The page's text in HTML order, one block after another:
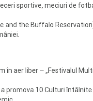
sportive, meciuri de
and the Buffalo
în aer liber – „Festivalul
promova 10 Culturi